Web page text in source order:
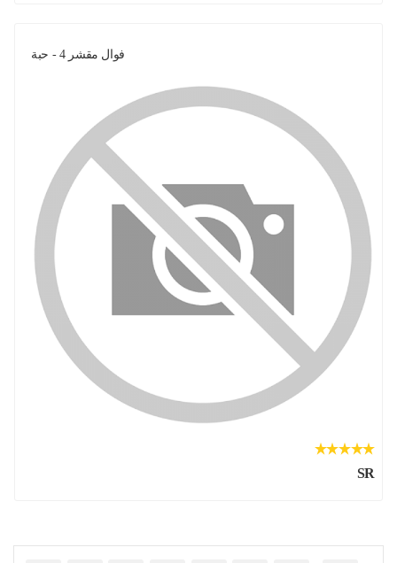
فوال مقشر 4 - حبة
SR